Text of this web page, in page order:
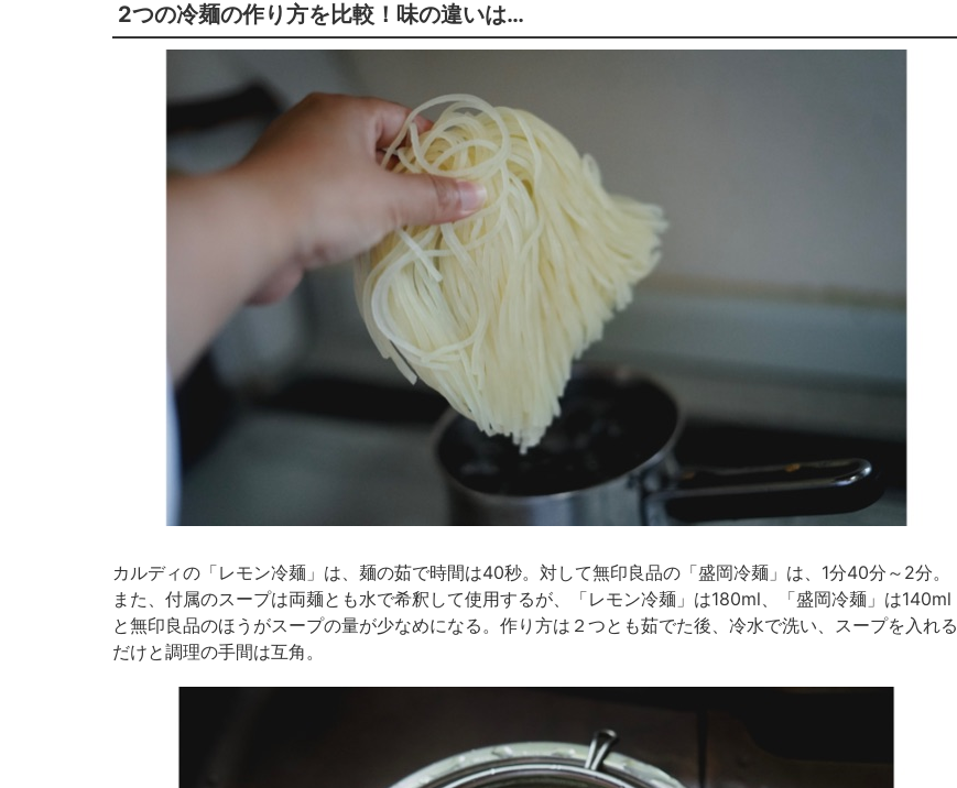
2つの冷麺の作り方を比較！味の違いは…
カルディの「レモン冷麺」は、麺の茹で時間は40秒。対して無印良品の「盛岡冷麺」は、1分40分～2分。
また、付属のスープは両麺とも水で希釈して使用するが、「レモン冷麺」は180ml、「盛岡冷麺」は140ml
と無印良品のほうがスープの量が少なめになる。作り方は２つとも茹でた後、冷水で洗い、スープを入れる
だけと調理の手間は互角。